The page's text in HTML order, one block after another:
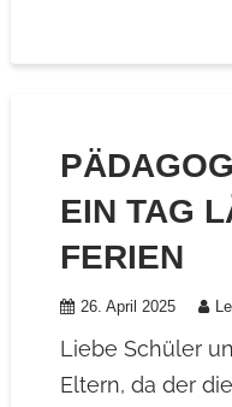
EIN TAG
FERIEN
26. April 2025
Liebe Schüler
Eltern, da der